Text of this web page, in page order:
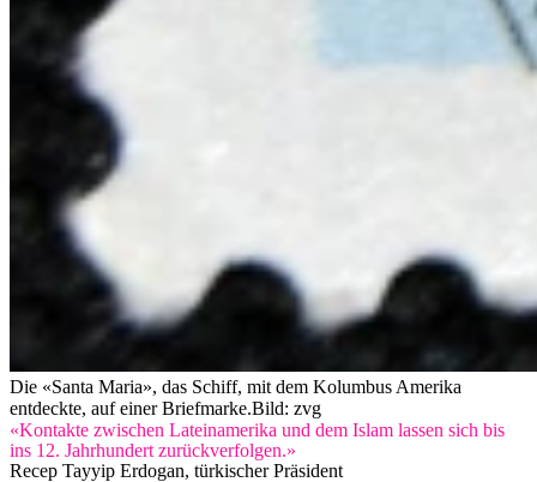
Die «Santa Maria», das Schiff, mit dem Kolumbus Amerika
entdeckte, auf einer Briefmarke.Bild: zvg
«Kontakte zwischen Lateinamerika und dem Islam lassen sich bis
ins 12. Jahrhundert zurückverfolgen.»
Recep Tayyip Erdogan, türkischer Präsident